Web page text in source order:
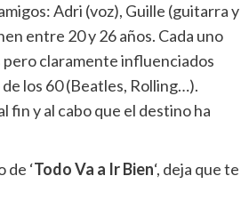
Adri (voz), Guille (guitarra y
entre 20 y 26 años. Cada uno
claramente influenciados
los 60 (Beatles, Rolling…).
fin y al cabo que el destino ha
‘Todo Va a Ir Bien‘, deja que te